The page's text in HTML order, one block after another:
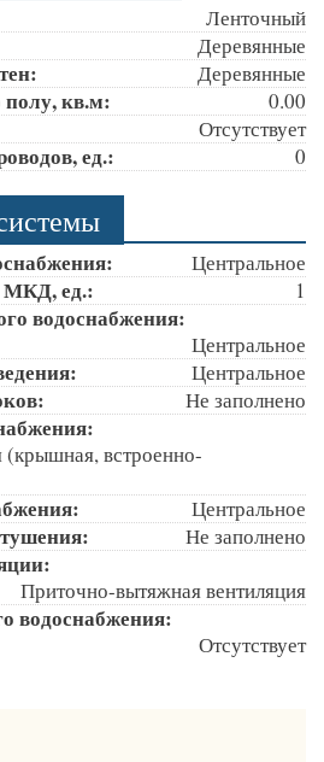
Ленточный
Деревянные
Деревянные
кв.м: 0.00
Отсутствует
ед.: 0
Центральное
МКД, ед.: 1
водоснабжения:
Центральное
Центральное
Не заполнено
(крышная, встроенно-
Центральное
Не заполнено
Приточно-вытяжная вентиляция
водоснабжения:
Отсутствует